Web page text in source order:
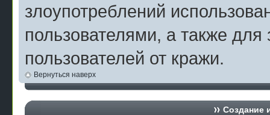
злоупотреблений
пользователями, а также
пользователей от кражи.
Вернуться наверх
Создание